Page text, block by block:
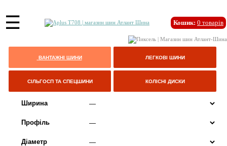
☰ Кошик: 0 товарів
ВАНТАЖНІ ШИНИ ЛЕГКОВІ ШИНИ
СІЛЬГОСП ТА СПЕЦШИНИ КОЛІСНІ ДИСКИ
Ширина
Профіль
Діаметр